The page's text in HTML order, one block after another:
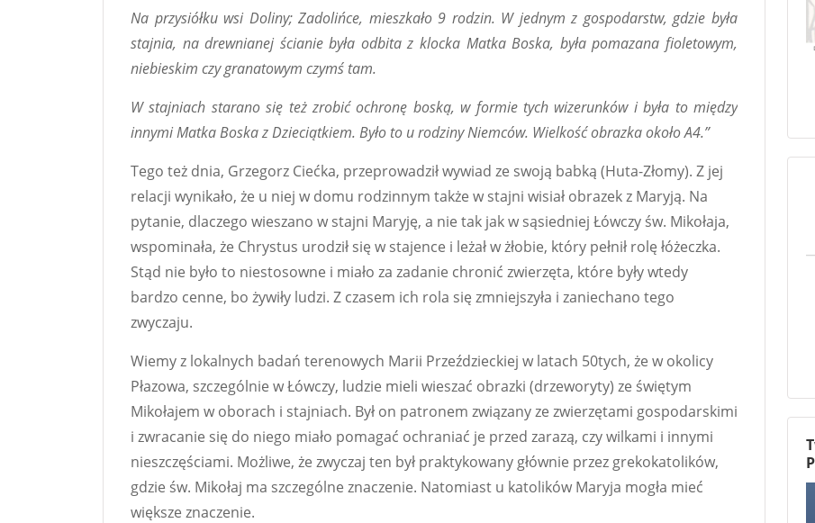
Na przysiółku wsi Doliny; Zadolińce, mieszkało 9 rodzin. W jednym z gospodarstw, gdzie była
stajnia, na drewnianej ścianie była odbita z klocka Matka Boska, była pomazana fioletowym,
niebieskim czy granatowym czymś tam.
W stajniach starano się też zrobić ochronę boską, w formie tych wizerunków i była to między
innymi Matka Boska z Dzieciątkiem. Było to u rodziny Niemców. Wielkość obrazka około A4.”
Tego też dnia, Grzegorz Ciećka, przeprowadził wywiad ze swoją babką (Huta-Złomy). Z jej
relacji wynikało, że u niej w domu rodzinnym także w stajni wisiał obrazek z Maryją. Na
pytanie, dlaczego wieszano w stajni Maryję, a nie tak jak w sąsiedniej Łówczy św. Mikołaja,
wspominała, że Chrystus urodził się w stajence i leżał w żłobie, który pełnił rolę łóżeczka.
Stąd nie było to niestosowne i miało za zadanie chronić zwierzęta, które były wtedy
bardzo cenne, bo żywiły ludzi. Z czasem ich rola się zmniejszyła i zaniechano tego
zwyczaju.
Wiemy z lokalnych badań terenowych Marii Przeździeckiej w latach 50tych, że w okolicy
Płazowa, szczególnie w Łówczy, ludzie mieli wieszać obrazki (drzeworyty) ze świętym
Mikołajem w oborach i stajniach. Był on patronem związany ze zwierzętami gospodarskimi
i zwracanie się do niego miało pomagać ochraniać je przed zarazą, czy wilkami i innymi
nieszczęściami. Możliwe, że zwyczaj ten był praktykowany głównie przez grekokatolików,
gdzie św. Mikołaj ma szczególne znaczenie. Natomiast u katolików Maryja mogła mieć
większe znaczenie.